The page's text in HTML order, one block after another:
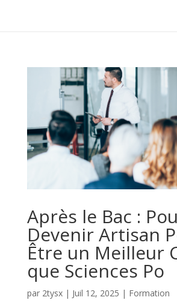
Après le Bac :
Devenir Artisan
Être un Meilleur
que Sciences Po
par 2tysx| Juil 12, 2025 | Formation